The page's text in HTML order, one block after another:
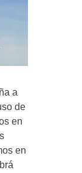
a
de
en
en